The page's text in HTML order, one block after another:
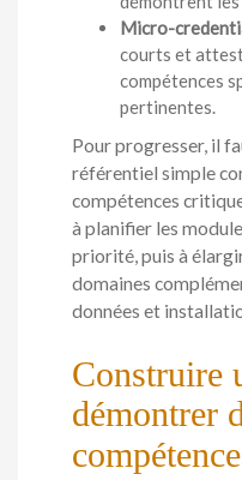
Micro-
courts et
compétences
pertinentes.
Pour progresser, il
référentiel simple
compétences
à planifier les
priorité, puis à
domaines
données et
Construire
démontrer